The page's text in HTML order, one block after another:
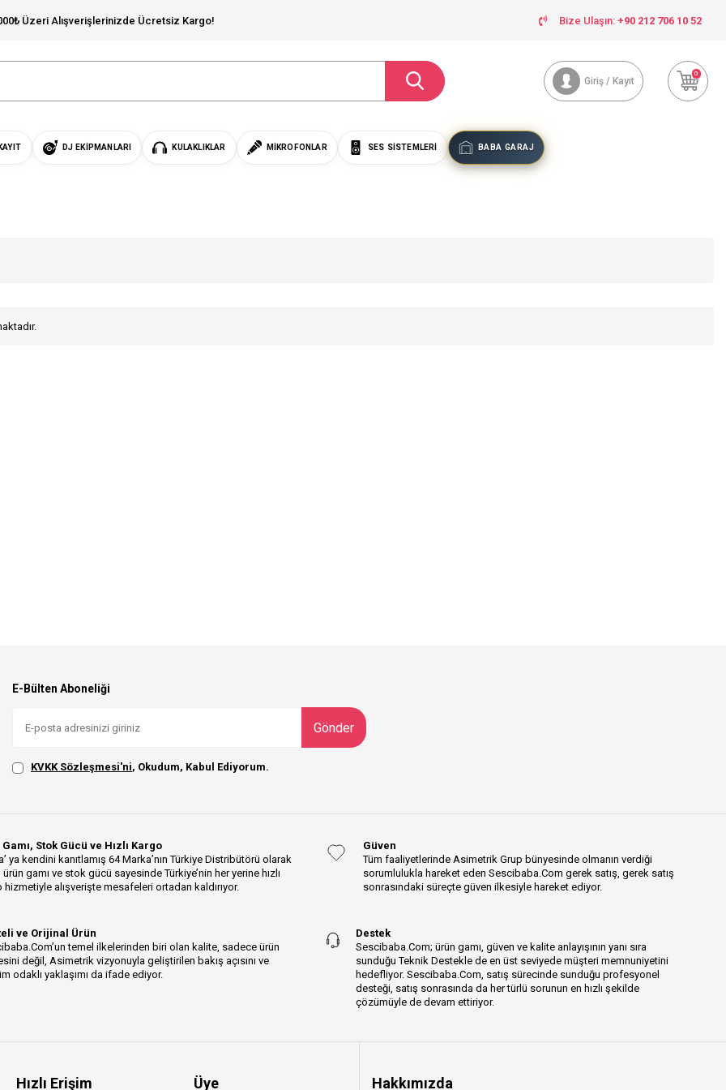
Üzeri Alışverişlerinizde Ücretsiz Kargo! Bize Ulaşın: +90 212 706 10 52
Giriş / Kayıt
0
DJ EKIPMANLARI KULAKLIKLAR MIKROFONLAR SES SISTEMLERI BABA GARAJ
E-Bülten Aboneliği
Gönder
KVKK Sözleşmesi'ni, Okudum, Kabul Ediyorum.
Stok Gücü ve Hızlı Kargo
ya kendini kanıtlamış 64 Marka’nın Türkiye Distribütörü olarak
gamı ve stok gücü sayesinde Türkiye’nin her yerine hızlı
hizmetiyle alışverişte mesafeleri ortadan kaldırıyor.
Güven
Tüm faaliyetlerinde Asimetrik Grup bünyesinde olmanın verdiği
sorumlulukla hareket eden Sescibaba.Com gerek satış, gerek satış
sonrasındaki süreçte güven ilkesiyle hareket ediyor.
ve Orijinal Ürün
temel ilkelerinden biri olan kalite, sadece ürün
değil, Asimetrik vizyonuyla geliştirilen bakış açısını ve
odaklı yaklaşımı da ifade ediyor.
Destek
Sescibaba.Com; ürün gamı, güven ve kalite anlayışının yanı sıra
sunduğu Teknik Destekle de en üst seviyede müşteri memnuniyetini
hedefliyor. Sescibaba.Com, satış sürecinde sunduğu profesyonel
desteği, satış sonrasında da her türlü sorunun en hızlı şekilde
çözümüyle de devam ettiriyor.
Hızlı Erişim Üye Hakkımızda